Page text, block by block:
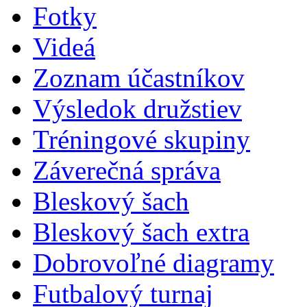
Fotky
Videá
Zoznam účastníkov
Výsledok družstiev
Tréningové skupiny
Záverečná správa
Bleskový šach
Bleskový šach extra
Dobrovoľné diagramy
Futbalový turnaj